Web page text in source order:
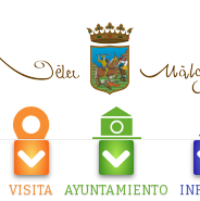
VISITA AYUNTAMIENTO